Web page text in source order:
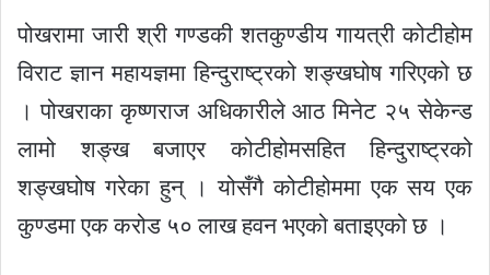
पोखरामा जारी श्री गण्डकी शतकुण्डीय गायत्री कोटीहोम
विराट ज्ञान महायज्ञमा हिन्दुराष्ट्रको शङ्खघोष गरिएको छ
। पोखराका कृष्णराज अधिकारीले आठ मिनेट २५ सेकेन्ड
लामो शङ्ख बजाएर कोटीहोमसहित हिन्दुराष्ट्रको
शङ्खघोष गरेका हुन् । योसँगै कोटीहोममा एक सय एक
कुण्डमा एक करोड ५० लाख हवन भएको बताइएको छ ।